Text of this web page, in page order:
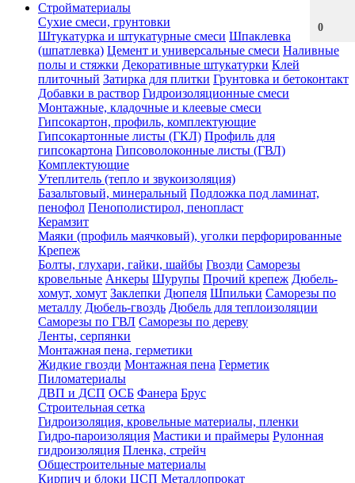
0
Стройматериалы
Сухие смеси, грунтовки
Штукатурка и штукатурные смеси Шпаклевка
(шпатлевка) Цемент и универсальные смеси Наливные
полы и стяжки Декоративные штукатурки Клей
плиточный Затирка для плитки Грунтовка и бетоконтакт
Добавки в раствор Гидроизоляционные смеси
Монтажные, кладочные и клеевые смеси
Гипсокартон, профиль, комплектующие
Гипсокартонные листы (ГКЛ) Профиль для
гипсокартона Гипсоволоконные листы (ГВЛ)
Комплектующие
Утеплитель (тепло и звукоизоляция)
Базальтовый, минеральный Подложка под ламинат,
пенофол Пенополистирол, пенопласт
Керамзит
Маяки (профиль маячковый), уголки перфорированные
Крепеж
Болты, глухари, гайки, шайбы Гвозди Саморезы
кровельные Анкеры Шурупы Прочий крепеж Дюбель-
хомут, хомут Заклепки Дюпеля Шпильки Саморезы по
металлу Дюбель-гвоздь Дюбель для теплоизоляции
Саморезы по ГВЛ Саморезы по дереву
Ленты, серпянки
Монтажная пена, герметики
Жидкие гвозди Монтажная пена Герметик
Пиломатериалы
ДВП и ДСП ОСБ Фанера Брус
Строительная сетка
Гидроизоляция, кровельные материалы, пленки
Гидро-пароизоляция Мастики и праймеры Рулонная
гидроизоляция Пленка, стрейч
Общестроительные материалы
Кирпич и блоки ЦСП Металлопрокат